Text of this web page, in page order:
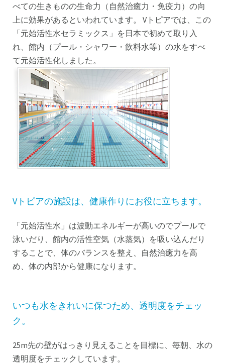
べての生きものの生命力（自然治癒力・免疫力）の向
上に効果があるといわれています。 Vトピアでは、この
「元始活性水セラミックス」を日本で初めて取り入
れ、館内（プール・シャワー・飲料水等）の水をすべ
て元始活性化しました。
Vトピアの施設は、健康作りにお役に立ちます。
「元始活性水」は波動エネルギーが高いのでプールで
泳いだり、 館内の活性空気（水蒸気）を吸い込んだり
することで、体のバランスを整え、自然治癒力を高
め、 体の内部から健康になります。
いつも水をきれいに保つため、透明度をチェッ
ク。
25m先の壁がはっきり見えることを目標に、毎朝、水の
透明度をチェックしています。